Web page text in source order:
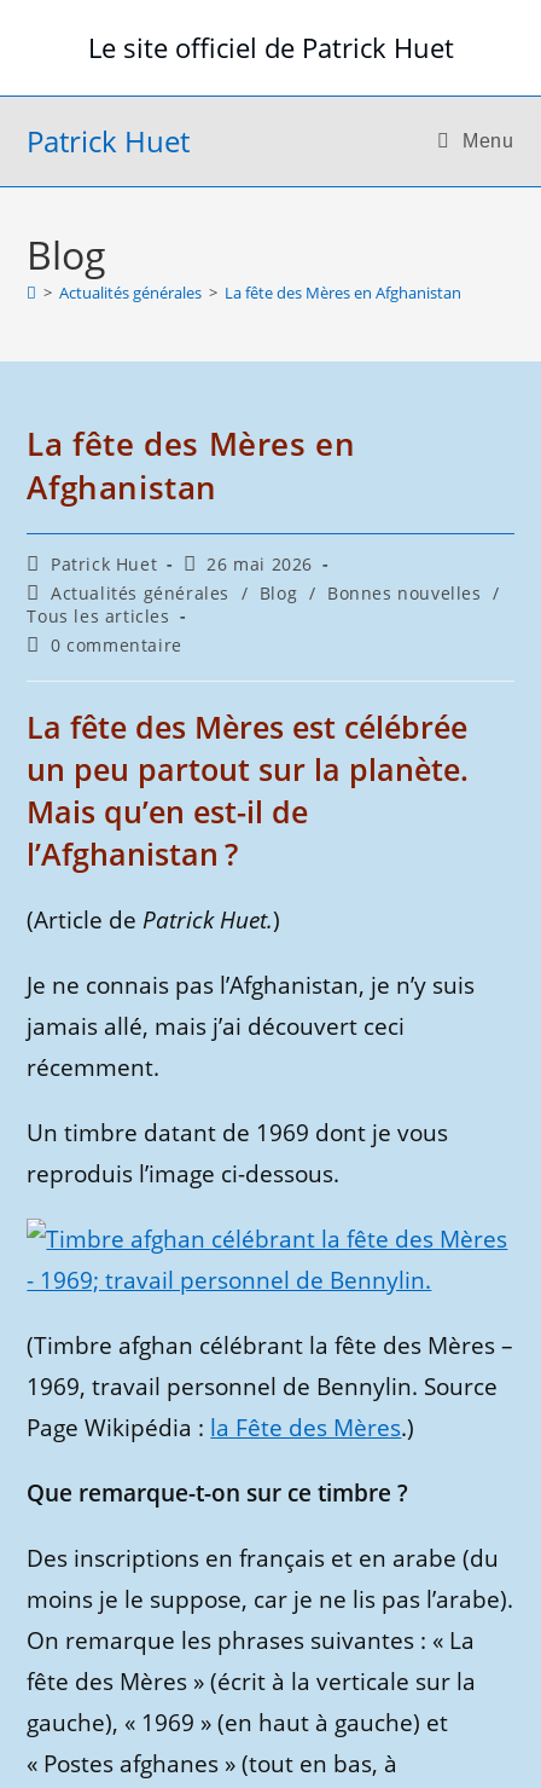
Le site officiel de Patrick Huet
Patrick Huet Menu
Blog
> Actualités générales > La fête des Mères en Afghanistan
La fête des Mères en
Afghanistan
Auteur/autrice
de
la
publication :
Patrick Huet
Publication
publiée :
26 mai 2026
Post
category:
Actualités générales / Blog / Bonnes nouvelles /
Tous les articles
Commentaires
la
publication :
0 commentaire
La fête des Mères est célébrée
un peu partout sur la planète.
Mais qu’en est-il de
l’Afghanistan ?
(Article de Patrick Huet.)
Je ne connais pas l’Afghanistan, je n’y suis
jamais allé, mais j’ai découvert ceci
récemment.
Un timbre datant de 1969 dont je vous
reproduis l’image ci-dessous.
(Timbre afghan célébrant la fête des Mères –
1969, travail personnel de Bennylin. Source
Page Wikipédia : la Fête des Mères.)
Que remarque-t-on sur ce timbre ?
Des inscriptions en français et en arabe (du
moins je le suppose, car je ne lis pas l’arabe).
On remarque les phrases suivantes : « La
fête des Mères » (écrit à la verticale sur la
gauche), « 1969 » (en haut à gauche) et
« Postes afghanes » (tout en bas, à